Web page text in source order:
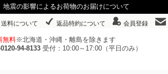
地震の影響によるお荷物のお届けについて
料について 返品特約について 会員登録
無料※北海道・沖縄・離島を除きます
94-8133 受付：10:00～17:00（平日のみ）